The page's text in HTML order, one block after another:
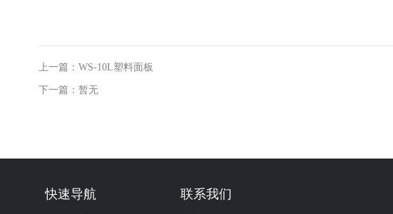
上一篇：WS-10L塑料面板
下一篇：暂无
快速导航 联系我们